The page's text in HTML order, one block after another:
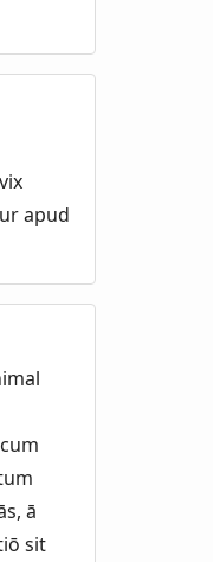
apud
ā
sit